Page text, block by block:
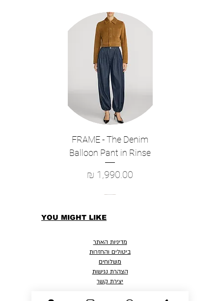
FRAME - The Denim
Balloon Pant in Rinse
מחיר
YOU MIGHT LIKE
מדיניות האתר
ביטולים והחזרות
משלוחים
הצהרת נגישות
יצירת קשר